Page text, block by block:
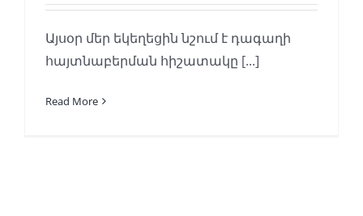
Այսօր մեր եկեղեցին նշում է դագաղի
հայտնաբերման հիշատակը [...]
Read More